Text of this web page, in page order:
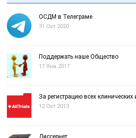
ОСДМ в Телеграме
31 Окт 2020
Поддержать наше Общество
17 Янв 2017
За регистрацию всех клинических
12 Окт 2013
Диссернет